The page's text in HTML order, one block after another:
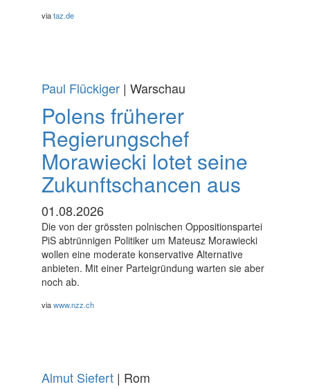
viataz.de
Paul Flückiger | Warschau
Polens früherer
Regierungschef
Morawiecki lotet seine
Zukunftschancen aus
01.08.2026
Die von der grössten polnischen Oppositionspartei
PiS abtrünnigen Politiker um Mateusz Morawiecki
wollen eine moderate konservative Alternative
anbieten. Mit einer Parteigründung warten sie aber
noch ab.
viawww.nzz.ch
Almut Siefert | Rom